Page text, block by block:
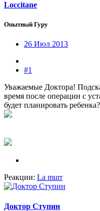
Loccitane
Опытный Гуру
26 Июл 2013
#1
Уважаемые Доктора!
время после операции с
будет планировать ребенка?
Реакции: La murr
Доктор Ступин